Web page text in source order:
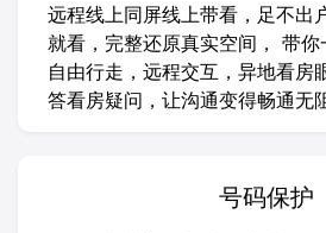
远程线上同屏线上带看，足不出
就看，完整还原真实空间， 带
自由行走，远程交互，异地看房
答看房疑问，让沟通变得畅通无
号码保护